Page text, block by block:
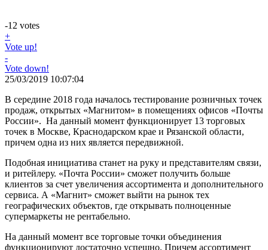
-12 votes
+
Vote up!
-
Vote down!
25/03/2019 10:07:04
В середине 2018 года началось тестирование розничных точек
продаж, открытых «Магнитом» в помещениях офисов «Почты
России». На данный момент функционирует 13 торговых
точек в Москве, Краснодарском крае и Рязанской области,
причем одна из них является передвижной.
Подобная инициатива станет на руку и представителям связи,
и ритейлеру. «Почта России» сможет получить больше
клиентов за счет увеличения ассортимента и дополнительного
сервиса. А «Магнит» сможет выйти на рынок тех
географических объектов, где открывать полноценные
супермаркеты не рентабельно.
На данный момент все торговые точки объединения
функционируют достаточно успешно. Причем ассортимент